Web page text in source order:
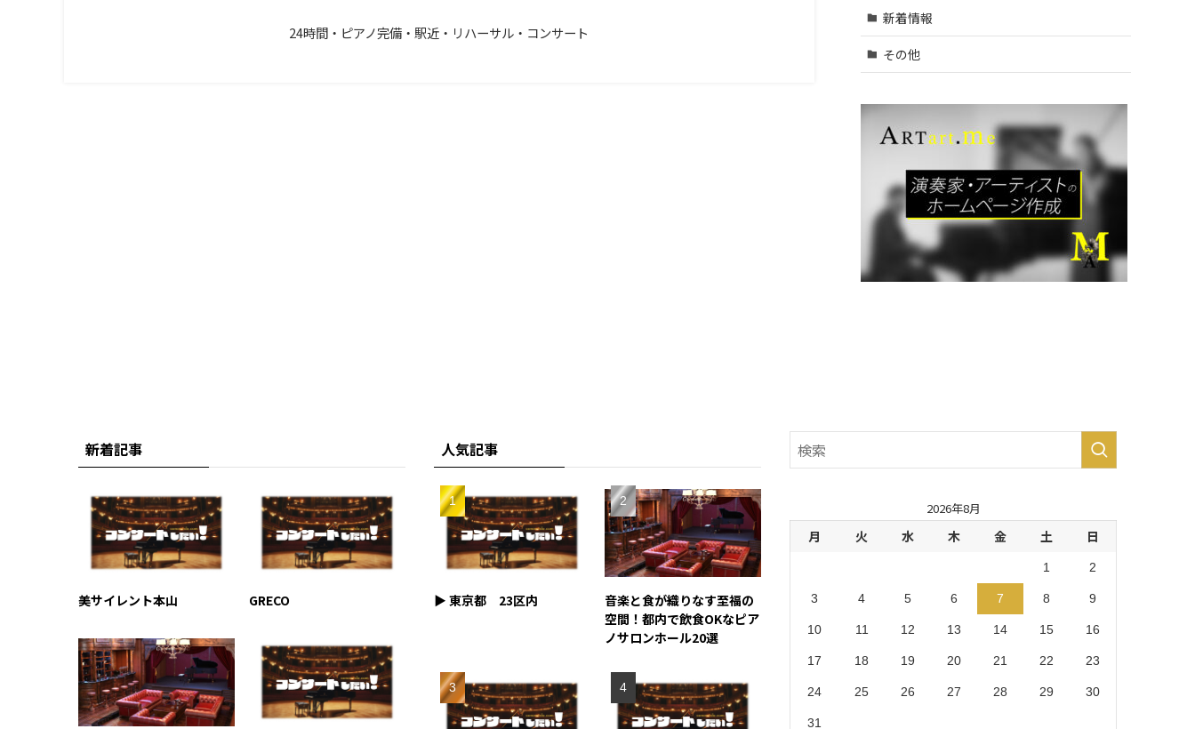
24時間・ピアノ完備・駅近・リハーサル・コンサート
市 (9)
| … 立川
市・国
市・国
多摩
田市 (1
1)
| … 稲城
市・清
瀬市・
久留米
新着情報
その他
新着記事
美サイレント本山 GRECO
人気記事
▶︎ 東京都 23区内
音楽と食が織りなす至福の
空間！都内で飲食OKなピア
ノサロンホール20選
2026年8月
月 火 水 木 金 土 日
1 2
3 4 5 6 7 8 9
10 11 12 13 14 15 16
17 18 19 20 21 22 23
24 25 26 27 28 29 30
31